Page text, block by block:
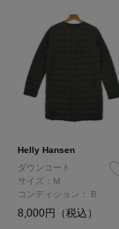
Helly Hansen
ダウンコート
サイズ：M
コンディション： B
8,000円（税込）